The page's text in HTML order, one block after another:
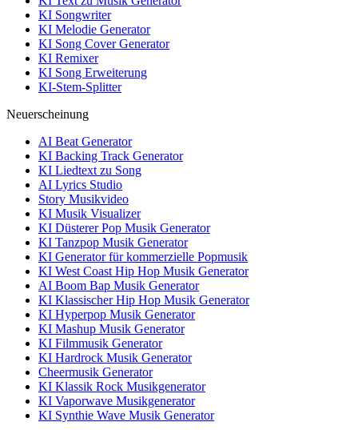
KI Songwriter
KI Melodie Generator
KI Song Cover Generator
KI Remixer
KI Song Erweiterung
KI-Stem-Splitter
Neuerscheinung
AI Beat Generator
KI Backing Track Generator
KI Liedtext zu Song
AI Lyrics Studio
Story Musikvideo
KI Musik Visualizer
KI Düsterer Pop Musik Generator
KI Tanzpop Musik Generator
KI Generator für kommerzielle Popmusik
KI West Coast Hip Hop Musik Generator
AI Boom Bap Musik Generator
KI Klassischer Hip Hop Musik Generator
KI Hyperpop Musik Generator
KI Mashup Musik Generator
KI Filmmusik Generator
KI Hardrock Musik Generator
Cheermusik Generator
KI Klassik Rock Musikgenerator
KI Vaporwave Musikgenerator
KI Synthie Wave Musik Generator